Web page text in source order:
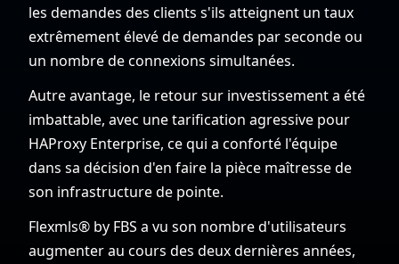
les demandes des clients s'ils atteignent un taux
extrêmement élevé de demandes par seconde ou
un nombre de connexions simultanées.
Autre avantage, le retour sur investissement a été
imbattable, avec une tarification agressive pour
HAProxy Enterprise, ce qui a conforté l'équipe
dans sa décision d'en faire la pièce maîtresse de
son infrastructure de pointe.
Flexmls® by FBS a vu son nombre d'utilisateurs
augmenter au cours des deux dernières années,